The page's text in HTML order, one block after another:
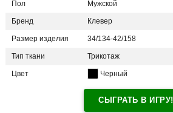
Пол Мужской
Бренд Клевер
Размер изделия 34/134-42/158
Тип ткани Трикотаж
Цвет Черный
СЫГРАТЬ В ИГРУ!